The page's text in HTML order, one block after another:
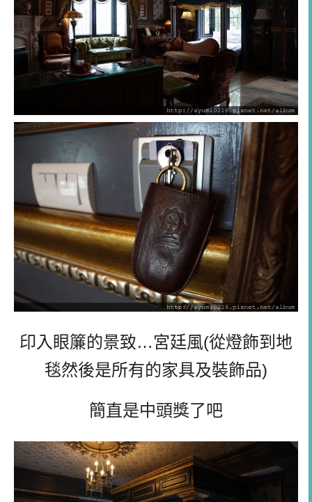
印入眼簾的景致…宮廷風(從燈飾到地
毯然後是所有的家具及裝飾品)
簡直是中頭獎了吧